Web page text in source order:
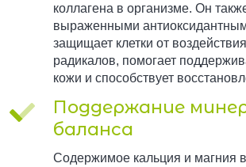
коллагена в организме. Он
выраженными
защищает клетки от
радикалов, помогает
кожи и способствует
Поддержание
баланса
Содержимое кальция и магния